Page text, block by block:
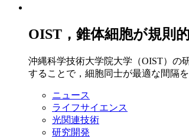
OIST，錐体細胞が規則
沖縄科学技術大学院大学（OIST）の
することで，細胞同士が最適な間隔
ニュース
ライフサイエンス
光関連技術
研究開発